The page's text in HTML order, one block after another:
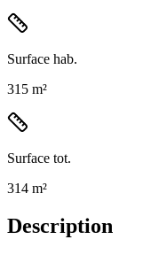
Surface hab.
315 m²
Surface tot.
314 m²
Description